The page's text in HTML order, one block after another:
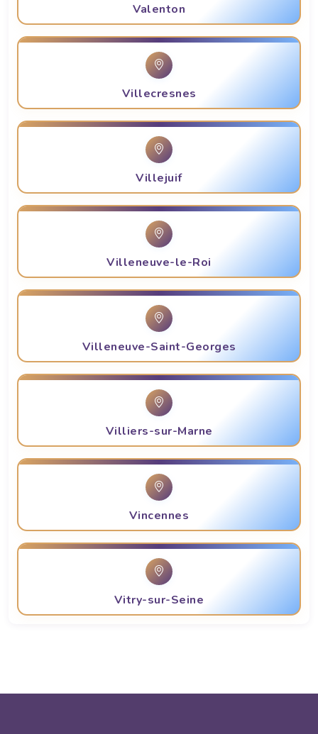
Valenton
Villecresnes
Villejuif
Villeneuve-le-Roi
Villeneuve-Saint-Georges
Villiers-sur-Marne
Vincennes
Vitry-sur-Seine